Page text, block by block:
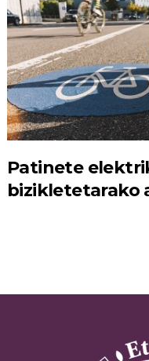
Patinete
bizikletetarako